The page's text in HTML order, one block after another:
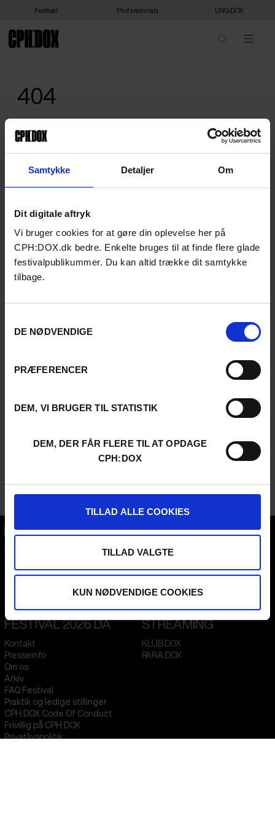
Samtykke Detaljer Om
Dit digitale aftryk
Vi bruger cookies for at gøre din oplevelse her på
CPH:DOX.dk bedre. Enkelte bruges til at finde flere glade
festivalpublikummer. Du kan altid trække dit samtykke
tilbage.
DE NØDVENDIGE
PRÆFERENCER
DEM, VI BRUGER TIL STATISTIK
DEM, DER FÅR FLERE TIL AT OPDAGE
CPH:DOX
TILLAD ALLE COOKIES
TILLAD VALGTE
KUN NØDVENDIGE COOKIES
Festival Professionals UNG:DOX
404
We are sorry, we can't show you that - or it doesn't exist. Please
head home.
Denmark
FESTIVAL 2026 DA
Kontakt
Presseinfo
Om os
Arkiv
FAQ Festival
Praktik og ledige stillinger
CPH:DOX Code Of Conduct
Frivillig på CPH:DOX
Privatlivspolitik
STREAMING
KLUB:DOX
PARA:DOX